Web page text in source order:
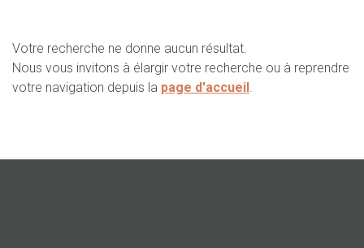
Votre recherche ne donne aucun résultat.
Nous vous invitons à élargir votre recherche ou à reprendre
votre navigation depuis la page d'accueil.